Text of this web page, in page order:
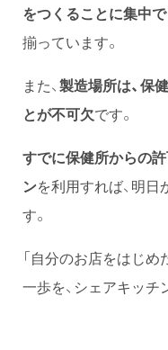
をつくることに集中
揃っています。
また、製造場所は、保
とが不可欠です。
すでに保健所からの
ンを利用すれば、明
す。
「自分のお店をはじ
一歩を、シェアキッチ